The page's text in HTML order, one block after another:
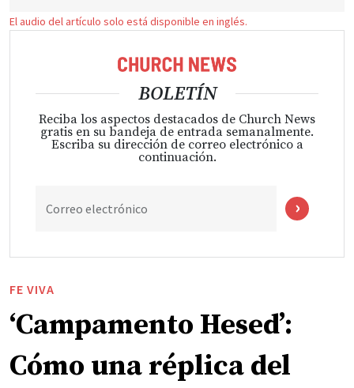
El audio del artículo solo está disponible en inglés.
BOLETÍN
Reciba los aspectos destacados de Church News
gratis en su bandeja de entrada semanalmente.
Escriba su dirección de correo electrónico a
continuación.
Correo electrónico
FE VIVA
‘Campamento Hesed’:
Cómo una réplica del